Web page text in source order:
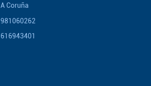
A Coruña
981060262
616943401